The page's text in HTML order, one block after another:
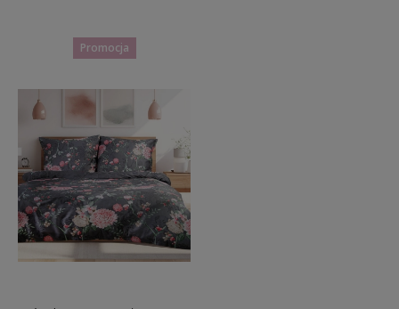
Promocja